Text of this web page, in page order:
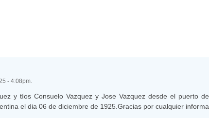
- 4:08pm.
y tíos Consuelo Vazquez y Jose Vazquez desde el puerto de
el dia 06 de diciembre de 1925.Gracias por cualquier